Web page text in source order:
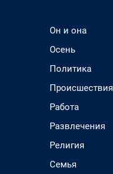
Он и она
Осень
Политика
Происшествия
Работа
Развлечения
Религия
Семья